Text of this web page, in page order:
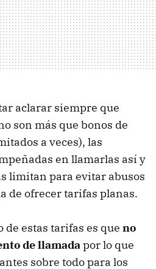
aclarar siempre que
son más que bonos de
a veces), las
en llamarlas así y
limitan para evitar abusos
de ofrecer tarifas planas.
estas tarifas es que no
de llamadapor lo que
sobre todo para los